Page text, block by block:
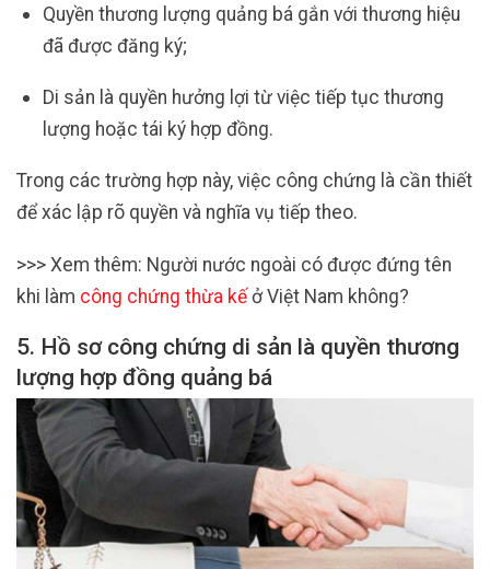
Quyền thương lượng quảng bá gắn với thương hiệu
đã được đăng ký;
Di sản là quyền hưởng lợi từ việc tiếp tục thương
lượng hoặc tái ký hợp đồng.
Trong các trường hợp này, việc công chứng là cần thiết
để xác lập rõ quyền và nghĩa vụ tiếp theo.
>>> Xem thêm: Người nước ngoài có được đứng tên
khi làm công chứng thừa kếở Việt Nam không?
5. Hồ sơ công chứng di sản là quyền thương
lượng hợp đồng quảng bá